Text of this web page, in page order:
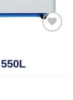
verlanglijst